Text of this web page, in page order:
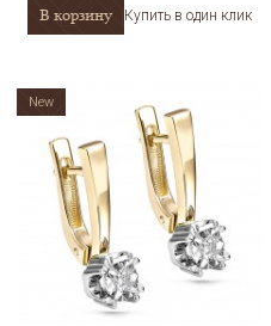
В корзину Купить в один клик
New